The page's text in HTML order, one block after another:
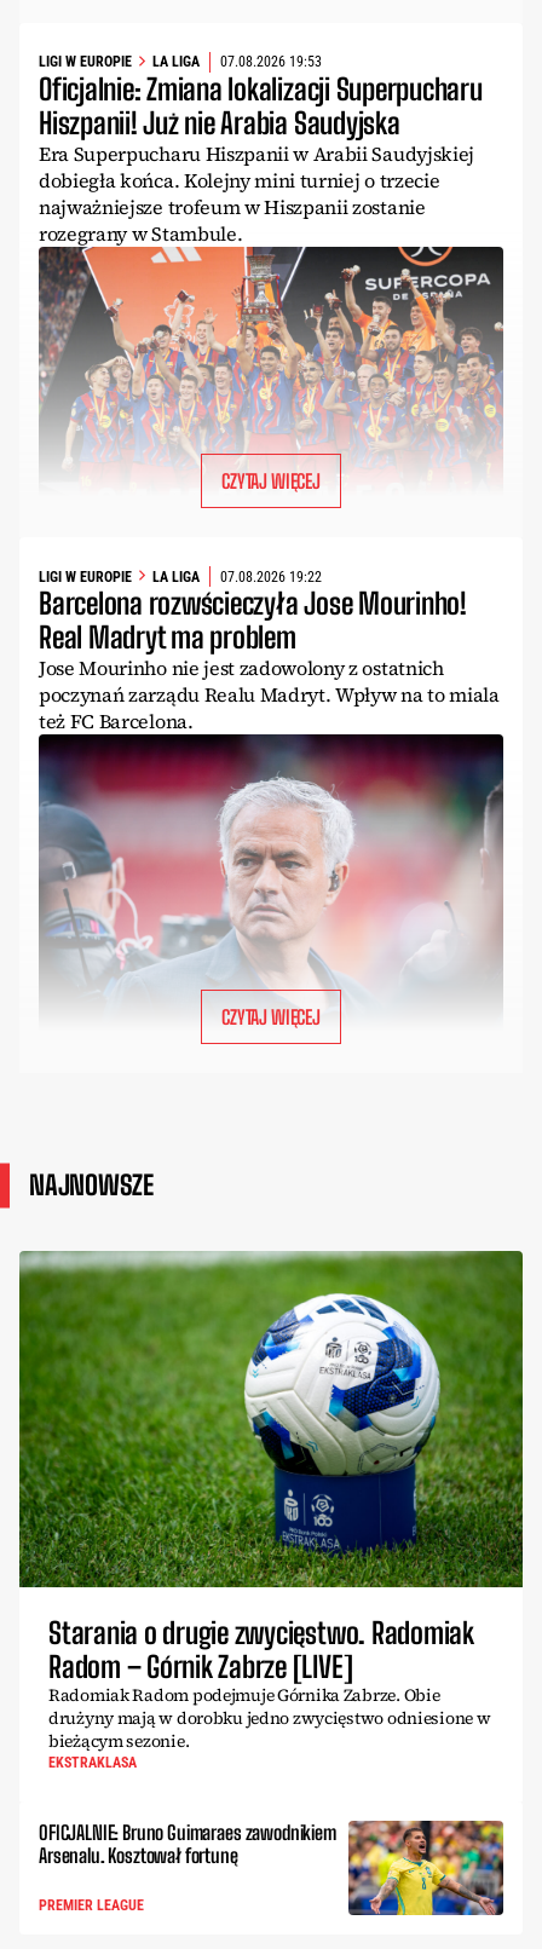
LIGI W EUROPIE LA LIGA 07.08.2026 19:53
Oficjalnie: Zmiana lokalizacji Superpucharu
Hiszpanii! Już nie Arabia Saudyjska
Era Superpucharu Hiszpanii w Arabii Saudyjskiej
dobiegła końca. Kolejny mini turniej o trzecie
najważniejsze trofeum w Hiszpanii zostanie
rozegrany w Stambule.
CZYTAJ WIĘCEJ
LIGI W EUROPIE LA LIGA 07.08.2026 19:22
Barcelona rozwścieczyła Jose Mourinho!
Real Madryt ma problem
Jose Mourinho nie jest zadowolony z ostatnich
poczynań zarządu Realu Madryt. Wpływ na to miala
też FC Barcelona.
CZYTAJ WIĘCEJ
NAJNOWSZE
Starania o drugie zwycięstwo. Radomiak
Radom – Górnik Zabrze [LIVE]
Radomiak Radom podejmuje Górnika Zabrze. Obie
drużyny mają w dorobku jedno zwycięstwo odniesione w
bieżącym sezonie.
EKSTRAKLASA
OFICJALNIE: Bruno Guimaraes zawodnikiem
Arsenalu. Kosztował fortunę
PREMIER LEAGUE